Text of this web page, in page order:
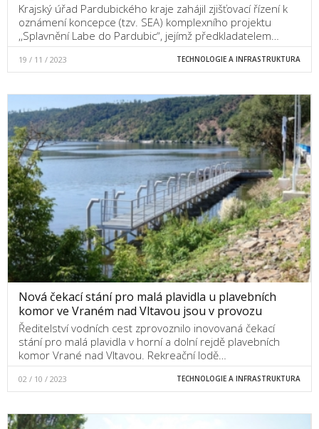
Krajský úřad Pardubického kraje zahájil zjišťovací řízení k
oznámení koncepce (tzv. SEA) komplexního projektu
,,Splavnění Labe do Pardubic“, jejímž předkladatelem…
19 / 11 / 2023 TECHNOLOGIE A INFRASTRUKTURA
Nová čekací stání pro malá plavidla u plavebních
komor ve Vraném nad Vltavou jsou v provozu
Ředitelství vodních cest zprovoznilo inovovaná čekací
stání pro malá plavidla v horní a dolní rejdě plavebních
komor Vrané nad Vltavou. Rekreační lodě…
02 / 10 / 2023 TECHNOLOGIE A INFRASTRUKTURA